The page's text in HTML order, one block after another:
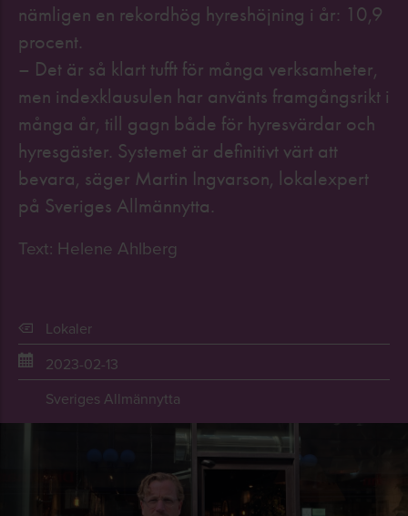
nämligen en rekordhög hyreshöjning i år: 10,9
procent.
– Det är så klart tufft för många verksamheter,
men indexklausulen har använts framgångsrikt i
många år, till gagn både för hyresvärdar och
hyresgäster. Systemet är definitivt värt att
bevara, säger Martin Ingvarson, lokalexpert
på Sveriges Allmännytta.
Text: Helene Ahlberg
Lokaler
2023-02-13
Sveriges Allmännytta